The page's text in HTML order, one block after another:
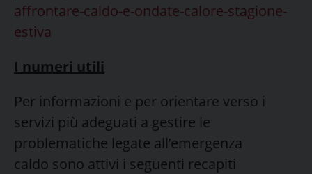
affrontare-caldo-e-ondate-calore-stagione-
estiva
I numeri utili
Per informazioni e per orientare verso i
servizi più adeguati a gestire le
problematiche legate all’emergenza
caldo sono attivi i seguenti recapiti